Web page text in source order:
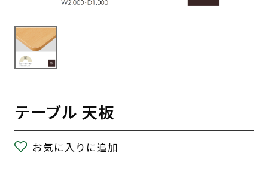
テーブル 天板
お気に入りに追加